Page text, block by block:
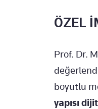
ÖZEL
Prof. Dr.
boyutlu
yapısı